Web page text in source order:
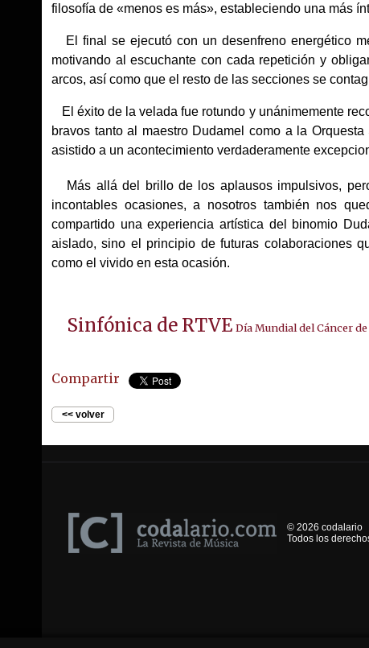
filosofía de «menos es más», estableciendo una más
El final se ejecutó con un desenfreno energético
motivando al escuchante con cada repetición y
arcos, así como que el resto de las secciones se
El éxito de la velada fue rotundo y unánimemente
bravos tanto al maestro Dudamel como a la
asistido a un acontecimiento verdaderamente
Más allá del brillo de los aplausos impulsivos,
incontables ocasiones, a nosotros también nos
compartido una experiencia artística del binomio
aislado, sino el principio de futuras colaboraciones
como el vivido en esta ocasión.
Sinfónica de RTVE Día Mundial del Cáncer
Compartir
<< volver
© 2026 codalario
Todos los